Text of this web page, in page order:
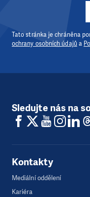
jedním darem
kde
Tato stránka je chráněna
ochrany osobních údajů a
Sledujte nás na
Kontakty
Mediální oddělení
Kariéra